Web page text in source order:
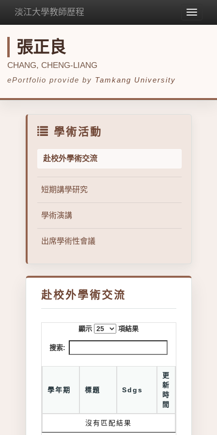
Toggle
淡江大學教師歷程
張正良
CHANG, CHENG-LIANG
ePortfolio provide by Tamkang University
學術活動
赴校外學術交流
短期講學研究
學術演講
出席學術性會議
赴校外學術交流
顯示 項結果
搜索:
學年期 標題 Sdgs
更
新
時
間
沒有匹配結果